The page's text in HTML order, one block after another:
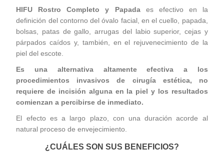
HIFU Rostro Completo y Papada
es efectivo en la
definición del contorno del óvalo facial, en el cuello, papada,
bolsas, patas de gallo, arrugas del labio superior, cejas y
párpados caídos y, también, en el rejuvenecimiento de la
piel del escote.
Es una alternativa altamente efectiva a los
procedimientos invasivos de cirugía estética, no
requiere de incisión alguna en la piel y los resultados
comienzan a percibirse de inmediato.
El efecto es a largo plazo, con una duración acorde al
natural proceso de envejecimiento.
¿CUÁLES SON SUS BENEFICIOS?